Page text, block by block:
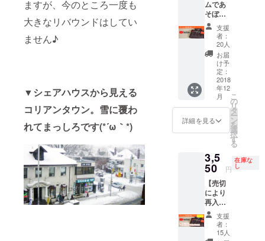
ますが、今のところ一度も
大きなリバウンドはしてい
ません♪
▼シェアハウスから見える
コリアンタウン。雪に覆わ
れてまっしろです(*´ω｀*)
りいれ
るこ
と！
"ウンロ
グ「腸
内フ
ローラ
査」"と
基本的
あるお
味噌に
ミニ冊
子を
セット
にし、
送料無
料にし
た今だ
けのお
得な
※東京以
外の現
地まで
の交通
費は別
途お願
い致し
ます。
※ゲーム
を購入
しない
場合
は、
講座＋
ゲーム
レンタ
ルパッ
ク】を
お選び
くださ
い。
命」の
初回印
刷版10
個セッ
トをお
持ちし
ます。
※画像は
サンプ
ルで
す。 ※
具体的
な出張
及び相
談後に
ます。
※東京以
外の現
地まで
の交通
費は別
また、
本プロ
ジェク
トの一
般リ
ターン
(スポン
サー用
以外)の
送付物
内に、
御社作
成のA4
させて
いただ
か、腸
活WEB
メディ
ア「腸
内革
命」に
ムであ
そぼう
パッ
ク】 限
定解説
動画付
きで、
腸活
ゲーム
「腸内
革命」
の初回
印刷版
を完成
お届け
しま
す！
（送料
込み）
※画像は
サンプ
ルで
す。 ※
支援
者：
20人
お届
け予
定：
2018
年12
月
詳細を見る
こ
の
リ
タ
ー
ン
を
選
択
す
る
3,5
50 円
在庫な
し
【売切
により
再入
荷！
ゲーム
であそ
支援
者：
15人